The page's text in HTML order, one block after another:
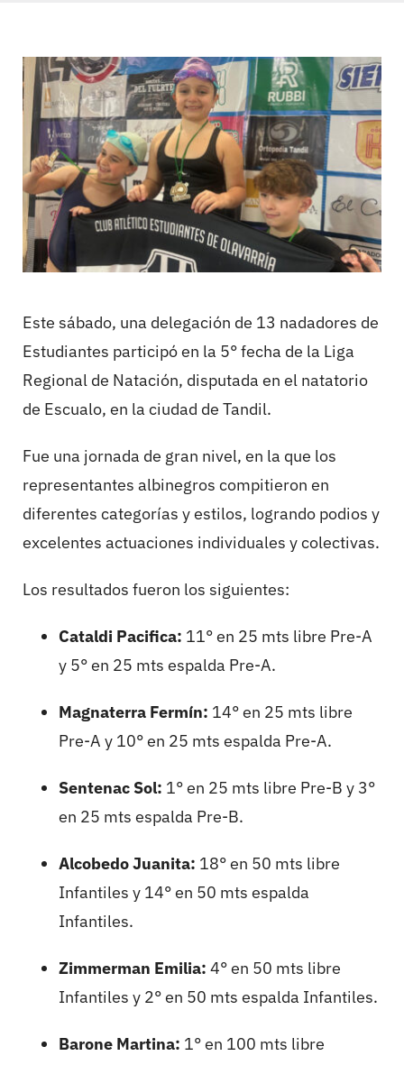
Este sábado, una delegación de 13 nadadores de
Estudiantes participó en la 5° fecha de la Liga
Regional de Natación, disputada en el natatorio
de Escualo, en la ciudad de Tandil.
Fue una jornada de gran nivel, en la que los
representantes albinegros compitieron en
diferentes categorías y estilos, logrando podios y
excelentes actuaciones individuales y colectivas.
Los resultados fueron los siguientes:
Cataldi Pacifica: 11° en 25 mts libre Pre-A
y 5° en 25 mts espalda Pre-A.
Magnaterra Fermín: 14° en 25 mts libre
Pre-A y 10° en 25 mts espalda Pre-A.
Sentenac Sol: 1° en 25 mts libre Pre-B y 3°
en 25 mts espalda Pre-B.
Alcobedo Juanita: 18° en 50 mts libre
Infantiles y 14° en 50 mts espalda
Infantiles.
Zimmerman Emilia: 4° en 50 mts libre
Infantiles y 2° en 50 mts espalda Infantiles.
Barone Martina: 1° en 100 mts libre